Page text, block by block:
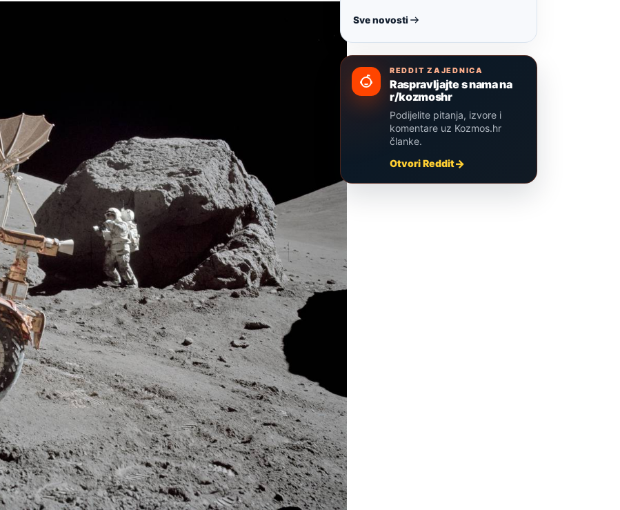
Sve novosti
REDDIT ZAJEDNICA
Raspravljajte s nama na
r/kozmoshr
Podijelite pitanja, izvore i
komentare uz Kozmos.hr
članke.
Otvori Reddit